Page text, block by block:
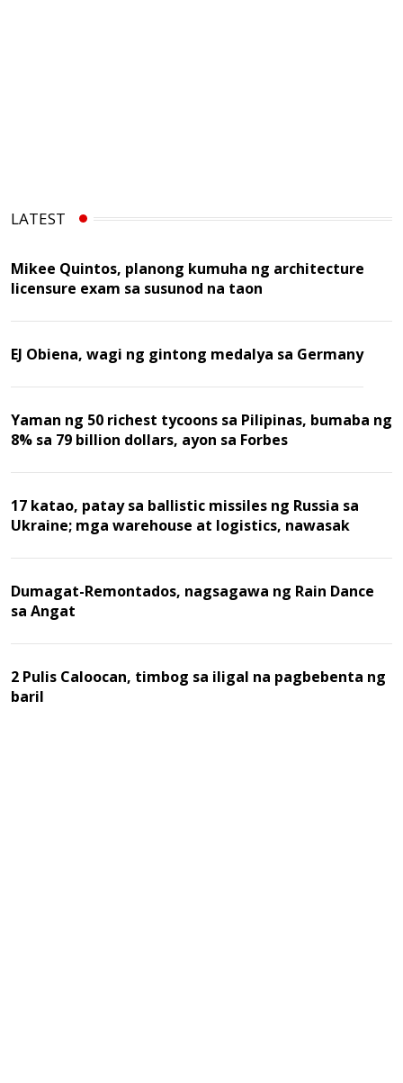
LATEST
Mikee Quintos, planong kumuha ng architecture
licensure exam sa susunod na taon
EJ Obiena, wagi ng gintong medalya sa Germany
Yaman ng 50 richest tycoons sa Pilipinas, bumaba ng
8% sa 79 billion dollars, ayon sa Forbes
17 katao, patay sa ballistic missiles ng Russia sa
Ukraine; mga warehouse at logistics, nawasak
Dumagat-Remontados, nagsagawa ng Rain Dance
sa Angat
2 Pulis Caloocan, timbog sa iligal na pagbebenta ng
baril